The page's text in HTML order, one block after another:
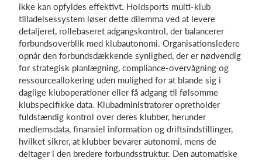
ikke kan opfyldes effektivt. Holdsports multi-klub
tilladelsessystem løser dette dilemma ved at levere
detaljeret, rollebaseret adgangskontrol, der balancerer
forbundsoverblik med klubautonomi. Organisationsledere
opnår den forbundsdækkende synlighed, der er nødvendig
for strategisk planlægning, compliance-overvågning og
ressourceallokering uden mulighed for at blande sig i
daglige kluboperationer eller få adgang til følsomme
klubspecifikke data. Klubadministratorer opretholder
fuldstændig kontrol over deres klubber, herunder
medlemsdata, finansiel information og driftsindstillinger,
hvilket sikrer, at klubber bevarer autonomi, mens de
deltager i den bredere forbundsstruktur. Den automatiske